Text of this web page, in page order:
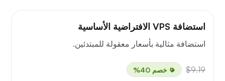
استضافة VPS الافتراضية الأساسية
استضافة مثالية بأسعار معقولة للمبتدئين.
$9.19 خصم 40%